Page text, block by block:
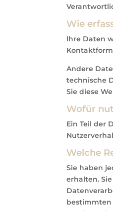
Wie
Ihre Daten
Andere
technische
Sie diese
Wofür
Ein Teil der
Welche
Sie haben
erhalten.
bestimmten